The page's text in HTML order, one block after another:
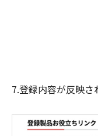
7.登録内容が反映